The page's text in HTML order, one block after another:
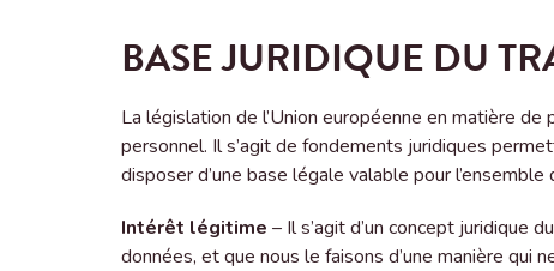
BASE JURIDIQUE DU
La législation de l’Union européenne en matière
personnel. Il s’agit de fondements juridiques
disposer d’une base légale valable pour
Intérêt légitime – Il s’agit d’un concept juridique
données, et que nous le faisons d’une manière